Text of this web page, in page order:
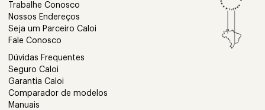
Trabalhe Conosco
Nossos Endereços
Seja um Parceiro Caloi
Fale Conosco
Dúvidas Frequentes
Seguro Caloi
Garantia Caloi
Comparador de modelos
Manuais